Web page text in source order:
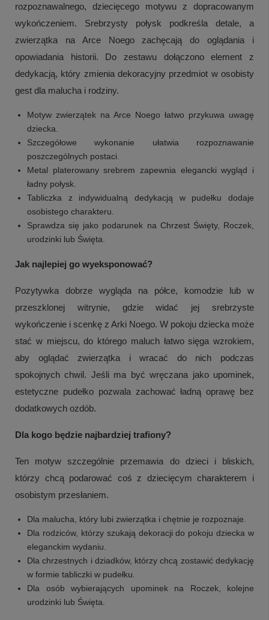
rozpoznawalnego, dziecięcego motywu z dopracowanym
wykończeniem. Srebrzysty połysk podkreśla detale, a
zwierzątka na Arce Noego zachęcają do oglądania i
opowiadania historii. Do zestawu dołączono element z
dedykacją, który zmienia dekoracyjny przedmiot w osobisty
gest dla malucha i rodziny.
Motyw zwierzątek na Arce Noego łatwo przykuwa uwagę
dziecka.
Szczegółowe wykonanie ułatwia rozpoznawanie
poszczególnych postaci.
Metal platerowany srebrem zapewnia elegancki wygląd i
ładny połysk.
Tabliczka z indywidualną dedykacją w pudełku dodaje
osobistego charakteru.
Sprawdza się jako podarunek na Chrzest Święty, Roczek,
urodzinki lub Święta.
Jak najlepiej go wyeksponować?
Pozytywka dobrze wygląda na półce, komodzie lub w
przeszklonej witrynie, gdzie widać jej srebrzyste
wykończenie i scenkę z Arki Noego. W pokoju dziecka może
stać w miejscu, do którego maluch łatwo sięga wzrokiem,
aby oglądać zwierzątka i wracać do nich podczas
spokojnych chwil. Jeśli ma być wręczana jako upominek,
estetyczne pudełko pozwala zachować ładną oprawę bez
dodatkowych ozdób.
Dla kogo będzie najbardziej trafiony?
Ten motyw szczególnie przemawia do dzieci i bliskich,
którzy chcą podarować coś z dziecięcym charakterem i
osobistym przesłaniem.
Dla malucha, który lubi zwierzątka i chętnie je rozpoznaje.
Dla rodziców, którzy szukają dekoracji do pokoju dziecka w
eleganckim wydaniu.
Dla chrzestnych i dziadków, którzy chcą zostawić dedykację
w formie tabliczki w pudełku.
Dla osób wybierających upominek na Roczek, kolejne
urodzinki lub Święta.